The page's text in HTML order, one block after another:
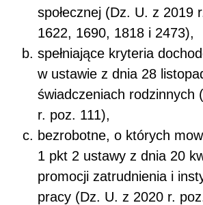
społecznej (Dz. U. z 2019
1622, 1690, 1818 i 2473),
spełniające kryteria
w ustawie z dnia 28
świadczeniach rodzinnych
r. poz. 111),
bezrobotne, o których
1 pkt 2 ustawy z dnia 20
promocji zatrudnienia i
pracy (Dz. U. z 2020 r.